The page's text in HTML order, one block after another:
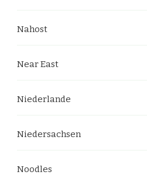
Nahost
Near East
Niederlande
Niedersachsen
Noodles